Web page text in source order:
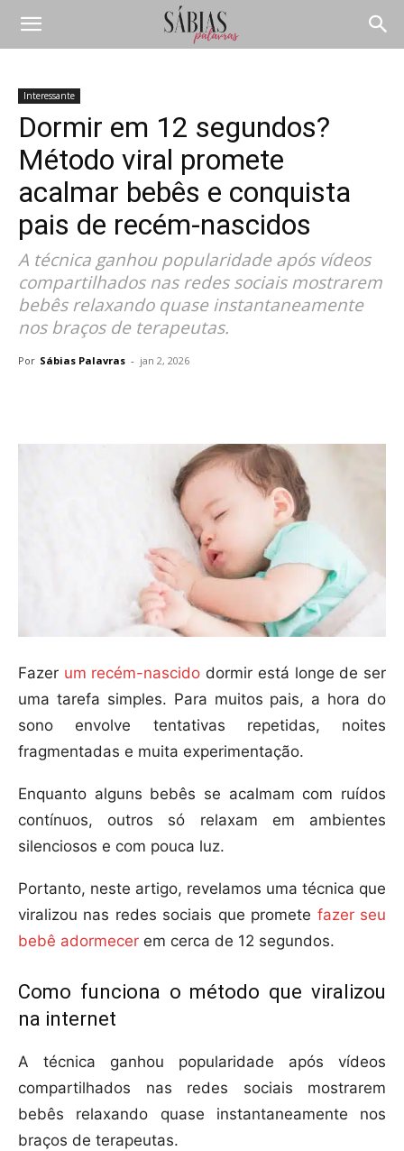
Interessante
Dormir em 12 segundos?
Método viral promete
acalmar bebês e conquista
pais de recém-nascidos
A técnica ganhou popularidade após vídeos
compartilhados nas redes sociais mostrarem
bebês relaxando quase instantaneamente
nos braços de terapeutas.
Por Sábias Palavras - jan 2, 2026
Fazer um recém-nascido dormir está longe de ser
uma tarefa simples. Para muitos pais, a hora do
sono envolve tentativas repetidas, noites
fragmentadas e muita experimentação.
Enquanto alguns bebês se acalmam com ruídos
contínuos, outros só relaxam em ambientes
silenciosos e com pouca luz.
Portanto, neste artigo, revelamos uma técnica que
viralizou nas redes sociais que promete fazer seu
bebê adormecer em cerca de 12 segundos.
Como funciona o método que viralizou
na internet
A técnica ganhou popularidade após vídeos
compartilhados nas redes sociais mostrarem
bebês relaxando quase instantaneamente nos
braços de terapeutas.